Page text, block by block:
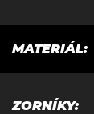
MATERIÁL:
ZORNÍKY: